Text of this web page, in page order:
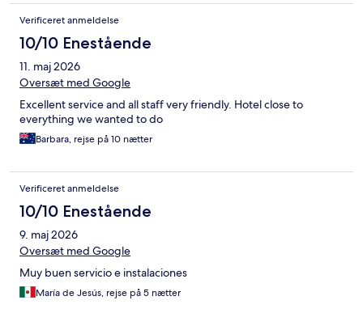
Verificeret anmeldelse
10/10 Enestående
11. maj 2026
Oversæt med Google
Excellent service and all staff very friendly. Hotel close to
everything we wanted to do
Barbara, rejse på 10 nætter
Verificeret anmeldelse
10/10 Enestående
9. maj 2026
Oversæt med Google
Muy buen servicio e instalaciones
María de Jesús, rejse på 5 nætter